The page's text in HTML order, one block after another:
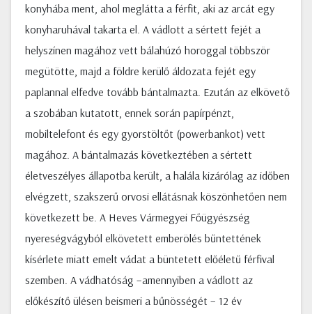
konyhába ment, ahol meglátta a férfit, aki az arcát egy
konyharuhával takarta el. A vádlott a sértett fejét a
helyszínen magához vett bálahúzó horoggal többször
megütötte, majd a földre kerülő áldozata fejét egy
paplannal elfedve tovább bántalmazta. Ezután az elkövető
a szobában kutatott, ennek során papírpénzt,
mobiltelefont és egy gyorstöltőt (powerbankot) vett
magához. A bántalmazás következtében a sértett
életveszélyes állapotba került, a halála kizárólag az időben
elvégzett, szakszerű orvosi ellátásnak köszönhetően nem
következett be. A Heves Vármegyei Főügyészség
nyereségvágyból elkövetett emberölés bűntettének
kísérlete miatt emelt vádat a büntetett előéletű férfival
szemben. A vádhatóság –amennyiben a vádlott az
előkészítő ülésen beismeri a bűnösségét – 12 év